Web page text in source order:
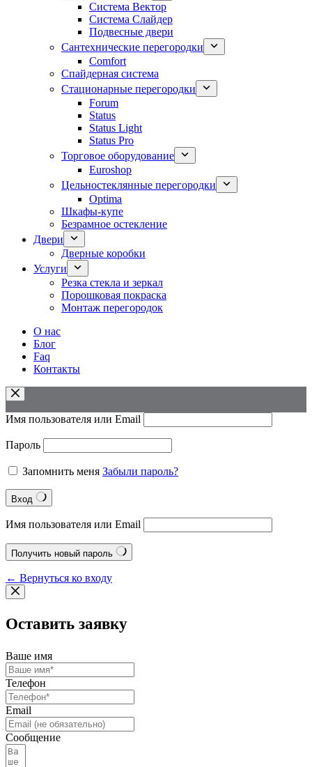
Система Вектор
Система Слайдер
Подвесные двери
Сантехнические перегородки
Comfort
Спайдерная система
Стационарные перегородки
Forum
Status
Status Light
Status Pro
Торговое оборудование
Euroshop
Цельностеклянные перегородки
Optima
Шкафы-купе
Безрамное остекление
Двери
Дверные коробки
Услуги
Резка стекла и зеркал
Порошковая покраска
Монтаж перегородок
О нас
Блог
Faq
Контакты
Имя пользователя или Email
Пароль
Запомнить меня Забыли пароль?
Вход
Имя пользователя или Email
Получить новый пароль
← Вернуться ко входу
Оставить заявку
Ваше имя
Телефон
Email
Сообщение